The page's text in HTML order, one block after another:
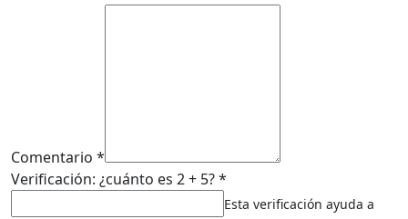
Comentario *
Verificación: ¿cuánto es 2 + 5? *
Esta verificación ayuda a